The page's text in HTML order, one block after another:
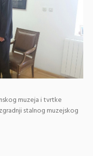
muzeja i tvrtke
stalnog muzejskog